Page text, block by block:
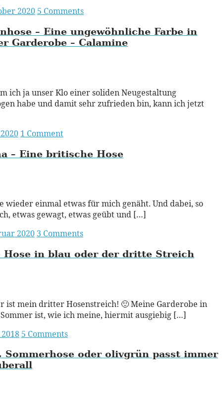
2020 5 Comments
– Eine ungewöhnliche Farbe in
Garderobe – Calamine
ich ja unser Klo einer soliden Neugestaltung
habe und damit sehr zufrieden bin, kann ich jetzt
1 Comment
– Eine britische Hose
wieder einmal etwas für mich genäht. Und dabei, so
etwas gewagt, etwas geübt und […]
2020 3 Comments
Hose in blau oder der dritte Streich
ist mein dritter Hosenstreich! 🙂 Meine Garderobe in
ist, wie ich meine, hiermit ausgiebig […]
5 Comments
Sommerhose oder olivgrün passt immer